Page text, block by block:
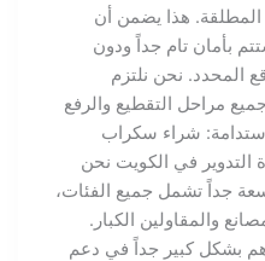
هذا يضمن أن
بأمان تام جداً ودون
المحدد. نحن نلتزم
مراحل التقطيع والرفع
شراء سكراب
التدوير في الكويت نحن
جداً تشمل جميع الفئات،
والمقاولين الكبار.
بشكل كبير جداً في دعم